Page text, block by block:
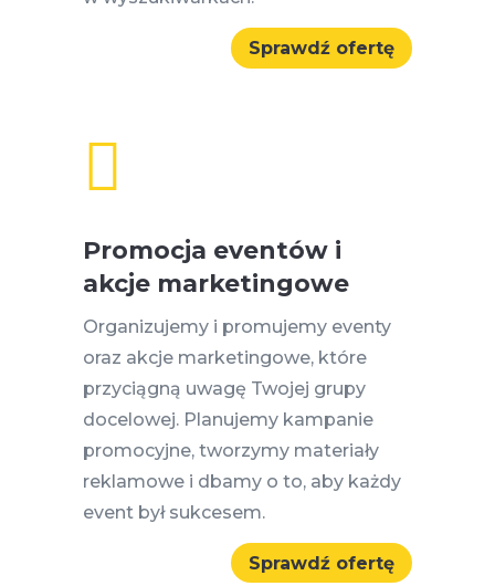
Sprawdź ofertę

Promocja eventów i
akcje marketingowe
Organizujemy i promujemy eventy
oraz akcje marketingowe, które
przyciągną uwagę Twojej grupy
docelowej. Planujemy kampanie
promocyjne, tworzymy materiały
reklamowe i dbamy o to, aby każdy
event był sukcesem.
Sprawdź ofertę